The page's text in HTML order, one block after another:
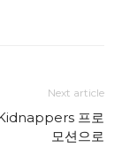
Next article
프로
모션으로